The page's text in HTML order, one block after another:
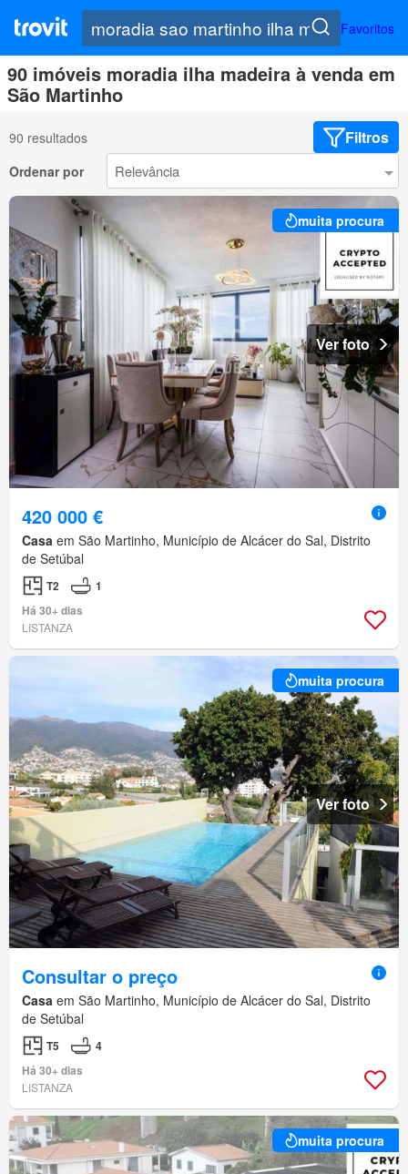
Favoritos
90 imóveis moradia ilha madeira à venda em
São Martinho
90 resultados Filtros
Ordenar por
muita procura
Ver foto
420 000 €
Casa em São Martinho, Município de Alcácer do Sal, Distrito
de Setúbal
T2
1
Há 30+ dias
LISTANZA
muita procura
Ver foto
Consultar o preço
Casa em São Martinho, Município de Alcácer do Sal, Distrito
de Setúbal
T5
4
Há 30+ dias
LISTANZA
muita procura